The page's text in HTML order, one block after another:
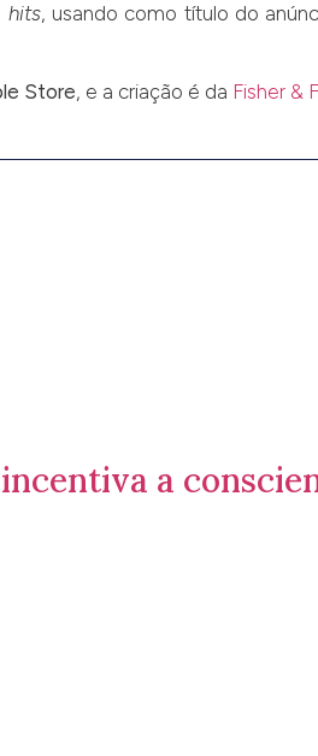
hits, usando como título do
Store, e a criação é da Fisher &
a